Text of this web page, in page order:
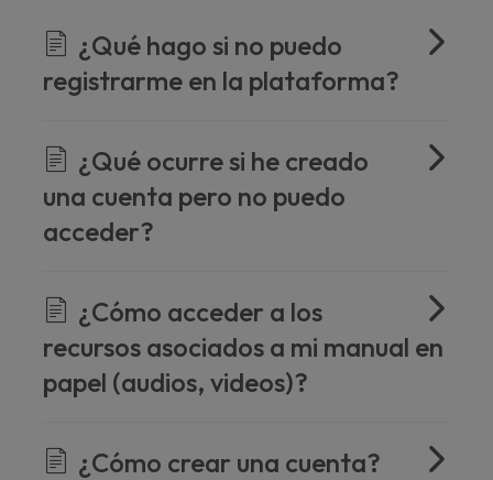
¿Qué hago si no puedo
registrarme en la plataforma?
¿Qué ocurre si he creado
una cuenta pero no puedo
acceder?
¿Cómo acceder a los
recursos asociados a mi manual en
papel (audios, videos)?
¿Cómo crear una cuenta?